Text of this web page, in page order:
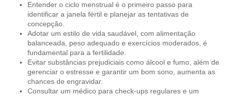
Entender o ciclo menstrual é o primeiro passo para
identificar a janela fértil e planejar as tentativas de
concepção.
Adotar um estilo de vida saudável, com alimentação
balanceada, peso adequado e exercícios moderados, é
fundamental para a fertilidade.
Evitar substâncias prejudiciais como álcool e fumo, além de
gerenciar o estresse e garantir um bom sono, aumenta as
chances de engravidar.
Consultar um médico para check-ups regulares e um